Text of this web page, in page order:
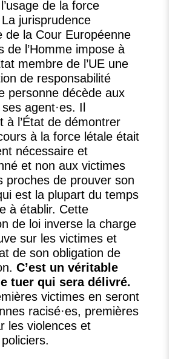
de la force
jurisprudence
de la Cour Européenne
de l’Homme impose à
membre de l’UEune
de responsabilité
personne décède aux
agent·es. Il
à l’État de démontrer
à la force létale était
nécessaire et
et non aux victimes
proches de prouver son
est la plupart du temps
à établir. Cette
de loi inverse la charge
sur les victimes et
de son obligation de
C’est un véritable
tuer qui sera délivré.
victimes en seront
racisé·es, premières
les violences et